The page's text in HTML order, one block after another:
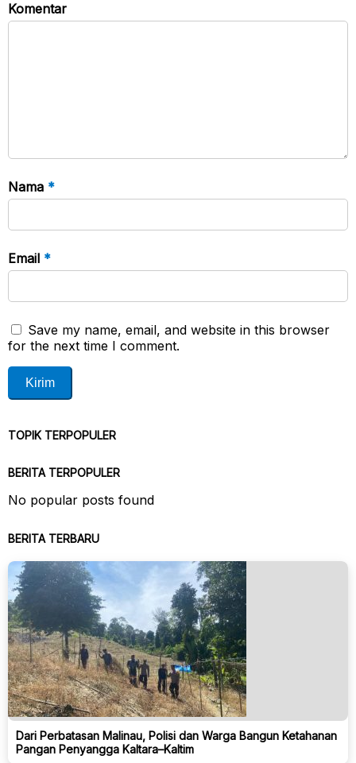
Komentar
Nama *
Email *
Save my name, email, and website in this browser
for the next time I comment.
TOPIK TERPOPULER
BERITA TERPOPULER
No popular posts found
BERITA TERBARU
Dari Perbatasan Malinau, Polisi dan Warga Bangun Ketahanan
Pangan Penyangga Kaltara–Kaltim